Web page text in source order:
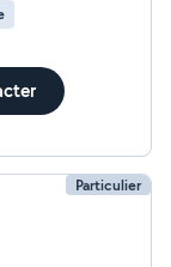
Particulier